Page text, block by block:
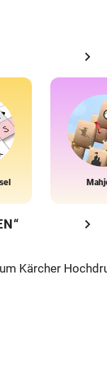
chevron_right
chevron_right